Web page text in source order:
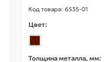
6535-01
Цвет:
Толщина металла, мм: